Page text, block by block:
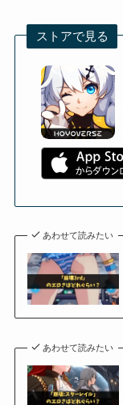
ストアで見る
あわせて読みたい
あわせて読みたい